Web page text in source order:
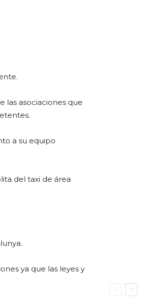
las asociaciones que
a su equipo
del taxi de área
ya que las leyes y